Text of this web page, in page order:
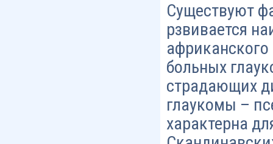
Существуют
рзвивается
больных
страдающих
глаукомы –
характерна